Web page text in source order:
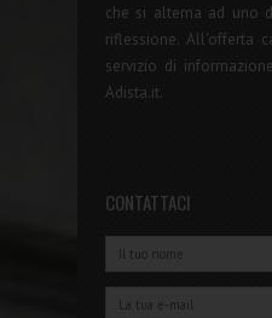
che si alterna ad uno
riflessione. All'offerta
servizio di
Adista.it.
CONTATTACI